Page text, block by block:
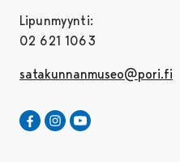
Lipunmyynti:
02 621 1063
satakunnanmuseo@pori.fi
Satakunnan Museo
Avautuu uudessa
Satakunnan Museo
Avautuu uudessa